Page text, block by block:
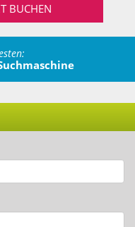
BUCHEN